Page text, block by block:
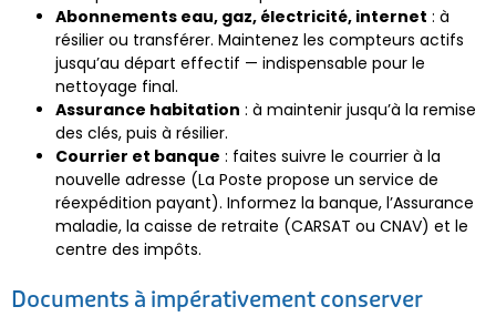
Abonnements eau, gaz, électricité, internet : à
résilier ou transférer. Maintenez les compteurs actifs
jusqu’au départ effectif — indispensable pour le
nettoyage final.
Assurance habitation : à maintenir jusqu’à la remise
des clés, puis à résilier.
Courrier et banque : faites suivre le courrier à la
nouvelle adresse (La Poste propose un service de
réexpédition payant). Informez la banque, l’Assurance
maladie, la caisse de retraite (CARSAT ou CNAV) et le
centre des impôts.
Documents à impérativement conserver